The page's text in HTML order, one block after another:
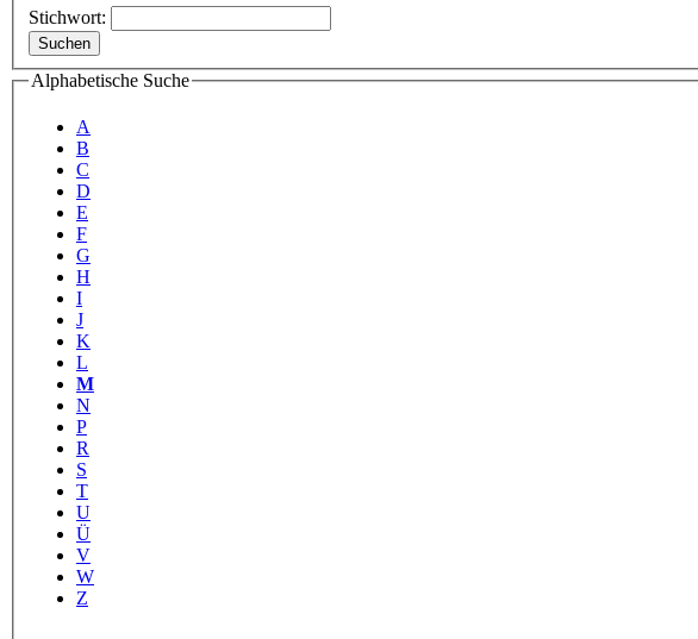
Stichwort:
Alphabetische Suche
A
B
C
D
E
F
G
H
I
J
K
L
M
N
P
R
S
T
U
Ü
V
W
Z